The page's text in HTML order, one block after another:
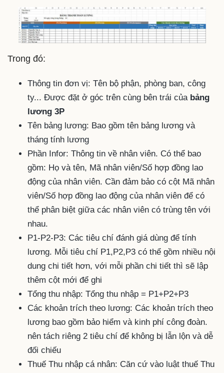
Trong đó:
Thông tin đơn vị: Tên bộ phận, phòng ban, công
ty... Được đặt ở góc trên cùng bên trái của bảng
lương 3P
Tên bảng lương: Bao gồm tên bảng lương và
tháng tính lương
Phần Infor: Thông tin về nhân viên. Có thể bao
gồm: Họ và tên, Mã nhân viên/Số hợp đồng lao
động của nhân viên. Cần đảm bảo có cột Mã nhân
viên/Số hợp đồng lao động của nhân viên để có
thể phân biệt giữa các nhân viên có trùng tên với
nhau.
P1-P2-P3: Các tiêu chí đánh giá dùng để tính
lương. Mỗi tiêu chí P1,P2,P3 có thể gồm nhiều nội
dung chi tiết hơn, với mỗi phần chi tiết thì sẽ lập
thêm cột mới để ghi
Tổng thu nhập: Tổng thu nhập = P1+P2+P3
Các khoản trích theo lương: Các khoản trích theo
lương bao gồm bảo hiểm và kinh phí công đoàn.
nên tách riêng 2 tiêu chí để không bị lẫn lộn và dễ
đối chiếu
Thuế Thu nhập cá nhân: Căn cứ vào luật thuế Thu